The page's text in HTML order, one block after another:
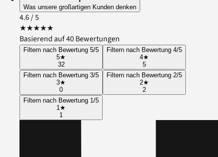
Was unsere großartigen Kunden denken
4.6/ 5
★★★★★
Basierend auf 40 Bewertungen
Filtern nach Bewertung 5/5
5★
32
Filtern nach Bewertung 4/5
4★
5
Filtern nach Bewertung 3/5
3★
0
Filtern nach Bewertung 2/5
2★
2
Filtern nach Bewertung 1/5
1 ★
1